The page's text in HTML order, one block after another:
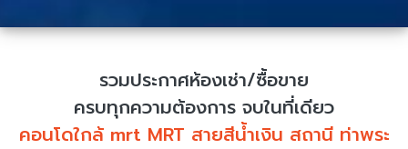
รวมประกาศห้องเช่า/ซื้อขาย
ครบทุกความต้องการ จบในที่เดียว
คอนโดใกล้ mrt MRT สายสีน้ำเงิน สถานี ท่าพระ